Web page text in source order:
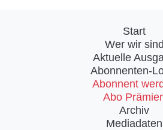
Start
Wer wir sind
Aktuelle
Abonnenten-
Abonnent
Abo
Archiv
Mediadaten